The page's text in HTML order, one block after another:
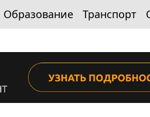
Образование Транспорт